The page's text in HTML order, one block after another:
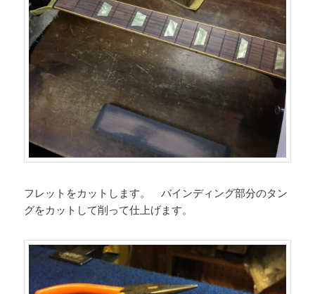
フレットをカットします。 バインディング部分のタン
グをカットして削って仕上げます。